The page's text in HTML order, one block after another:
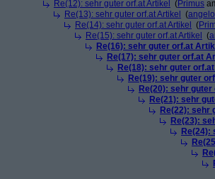
Re(12): sehr guter orf.at Artikel
(Primus
Re(13): sehr guter orf.at Artikel
(
Re(14): sehr guter orf.at Artikel
(
Re(15): sehr guter orf.at Artikel
(
Re(16): sehr guter orf.at
Re(17): sehr guter orf.at
Re(18): sehr guter
Re(19): sehr guter
Re(20): sehr
Re(21): sehr
Re(22): sehr
Re(23):
Re(24):